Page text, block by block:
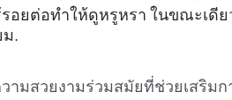
อยต่อทำให้ดูหรูหรา ในขณะเดี
ม.
ามสวยงามร่วมสมัยที่ช่วยเสริม